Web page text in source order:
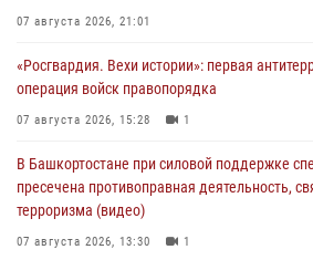
07 августа 2026, 21:01
«Росгвардия. Вехи истории»: первая
операция войск правопорядка
07 августа 2026, 15:28 1
В Башкортостане при силовой поддержке
пресечена противоправная деятельность,
терроризма (видео)
07 августа 2026, 13:30 1